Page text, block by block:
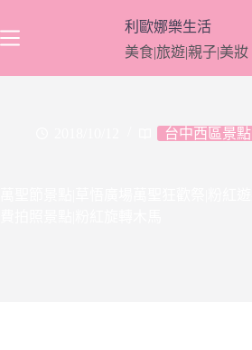
至
要
利歐娜樂生活
美食|旅遊|親子|美妝
台中西區景點